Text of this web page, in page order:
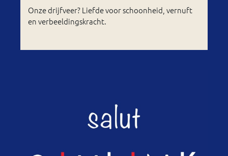
Onze drijfveer? Liefde voor schoonheid, vernuft
en verbeeldingskracht.